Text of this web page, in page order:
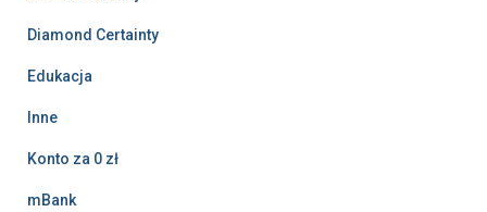
Diamond Certainty
Edukacja
Inne
Konto za 0 zł
mBank